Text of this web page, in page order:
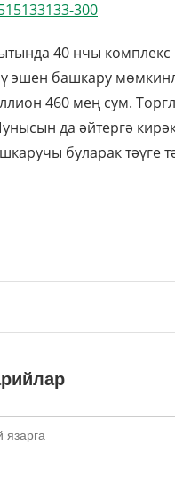
40 нчы
эшен башкару
460 мең сум.
да әйтергә
буларак тәүге